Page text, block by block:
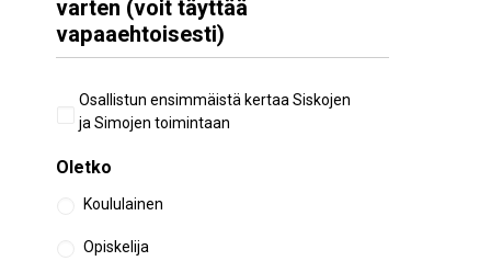
varten (voit täyttää
vapaaehtoisesti)
Aiempi
osallistuminen
Osallistun ensimmäistä kertaa Siskojen
ja Simojen toimintaan
Oletko
Koululainen
Opiskelija